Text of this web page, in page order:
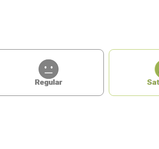
Regular